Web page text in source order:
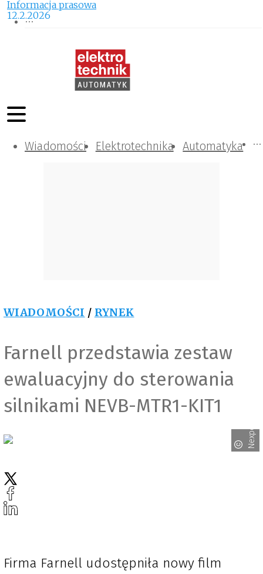
Wiadomości Elektrotechnika Automatyka
Komunikacja i IT
Kontrola
Tematy specjalne
WIADOMOŚCI / RYNEK
Farnell przedstawia zestaw
ewaluacyjny do sterowania
silnikami NEVB-MTR1-KIT1
Nexperia
Informacja prasowa
12.2.2026
Firma Farnell udostępniła nowy film